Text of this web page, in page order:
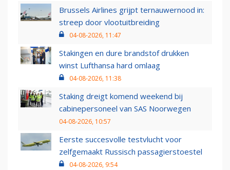
Brussels Airlines grijpt ternauwernood in:
streep door vlootuitbreiding
04-08-2026, 11:47
Stakingen en dure brandstof drukken
winst Lufthansa hard omlaag
04-08-2026, 11:38
Staking dreigt komend weekend bij
cabinepersoneel van SAS Noorwegen
04-08-2026, 10:57
Eerste succesvolle testvlucht voor
zelfgemaakt Russisch passagierstoestel
04-08-2026, 9:54